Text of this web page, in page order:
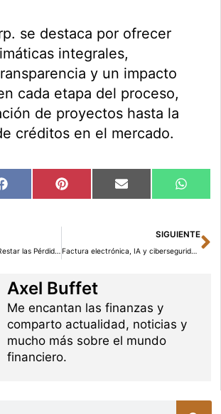
se destaca por ofrecer
integrales,
y un impacto
cada etapa del proceso,
de proyectos hasta la
créditos en el mercado.
Compartir
en
Facebook Compartir
en
Pinterest Compartir
en
Email
en
Es Oficial: Se Pueden Restar las Pérdidas en el Juego a las Ganancias dentro del IRPF
SIGUIENTE
Factura electrónica, IA y ciberseguridad: Claves de la cuarta edición de Accountex España 2025
Axel Buffet
Me encantan las finanzas y
comparto actualidad, noticias y
mucho más sobre el mundo
financiero.